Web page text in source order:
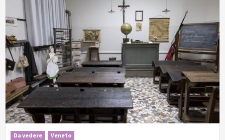
Da vedere Veneto